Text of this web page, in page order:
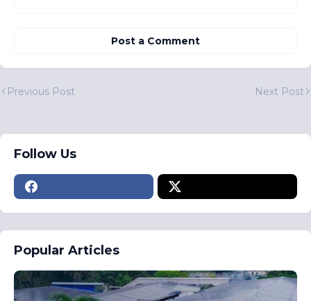
Post a Comment
Previous Post Next Post
Follow Us
Popular Articles